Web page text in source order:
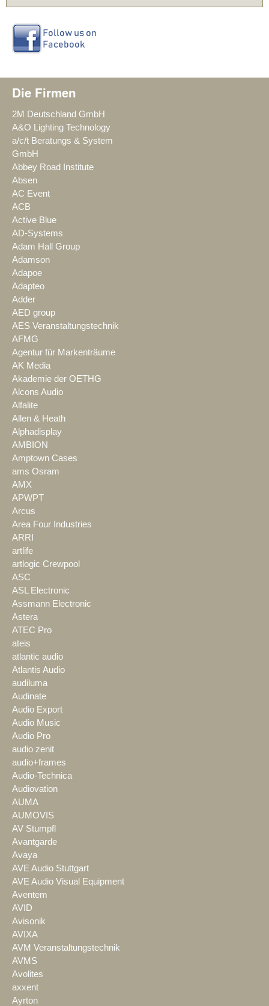
Die Firmen
2M Deutschland GmbH
A&O Lighting Technology
a/c/t Beratungs & System
GmbH
Abbey Road Institute
Absen
AC Event
ACB
Active Blue
AD-Systems
Adam Hall Group
Adamson
Adapoe
Adapteo
Adder
AED group
AES Veranstaltungstechnik
AFMG
Agentur für Markenträume
AK Media
Akademie der OETHG
Alcons Audio
Alfalite
Allen & Heath
Alphadisplay
AMBION
Amptown Cases
ams Osram
AMX
APWPT
Arcus
Area Four Industries
ARRI
artlife
artlogic Crewpool
ASC
ASL Electronic
Assmann Electronic
Astera
ATEC Pro
ateis
atlantic audio
Atlantis Audio
audiluma
Audinate
Audio Export
Audio Music
Audio Pro
audio zenit
audio+frames
Audio-Technica
Audiovation
AUMA
AUMOVIS
AV Stumpfl
Avantgarde
Avaya
AVE Audio Stuttgart
AVE Audio Visual Equipment
Aventem
AVID
Avisonik
AVIXA
AVM Veranstaltungstechnik
AVMS
Avolites
axxent
Ayrton